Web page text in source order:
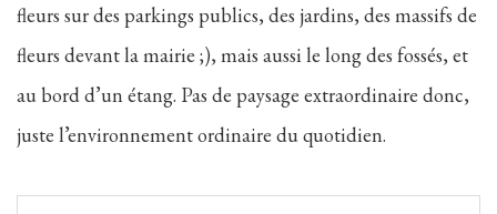
fleurs sur des parkings publics, des jardins, des massifs de
fleurs devant la mairie ;), mais aussi le long des fossés, et
au bord d’un étang. Pas de paysage extraordinaire donc,
juste l’environnement ordinaire du quotidien.